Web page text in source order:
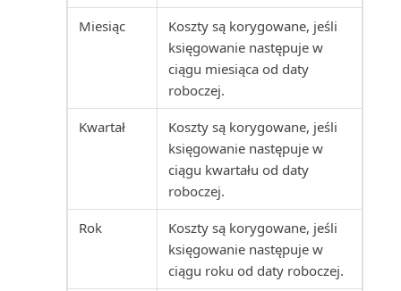
Stan (raport)
Stan wysyłki magazynowej
(raport)
Statystyka sprzedaży (raport)
Statystyka zasobów (raport)
Statystyka zlecenia
produkcyjnego (raport)
Miesiąc
Koszty są korygowane, jeśli
księgowanie następuje w
ciągu miesiąca od daty
roboczej.
Kwartał
Koszty są korygowane, jeśli
księgowanie następuje w
ciągu kwartału od daty
roboczej.
Rok
Koszty są korygowane, jeśli
księgowanie następuje w
ciągu roku od daty roboczej.